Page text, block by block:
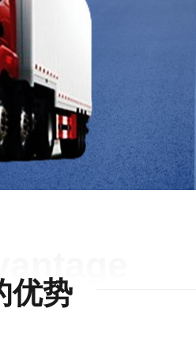
优势